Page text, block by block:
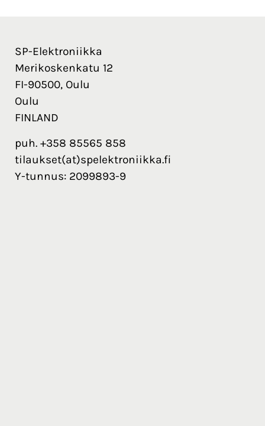
SP-Elektroniikka
Merikoskenkatu 12
FI-90500, Oulu
Oulu
FINLAND
puh. +358 85565 858
tilaukset(at)spelektroniikka.fi
Y-tunnus: 2099893-9